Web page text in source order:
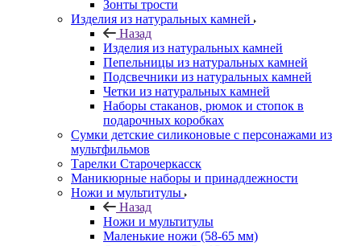
Зонты трости
Изделия из натуральных камней
Назад
Изделия из натуральных камней
Пепельницы из натуральных камней
Подсвечники из натуральных камней
Четки из натуральных камней
Наборы стаканов, рюмок и стопок в
подарочных коробках
Сумки детские силиконовые с персонажами из
мультфильмов
Тарелки Старочеркасск
Маникюрные наборы и принадлежности
Ножи и мультитулы
Назад
Ножи и мультитулы
Маленькие ножи (58-65 мм)